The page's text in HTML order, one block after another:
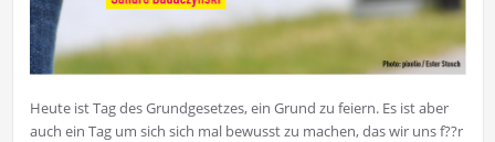
Heute ist Tag des Grundgesetzes, ein Grund zu feiern. Es ist aber
auch ein Tag um sich sich mal bewusst zu machen, das wir uns f??r